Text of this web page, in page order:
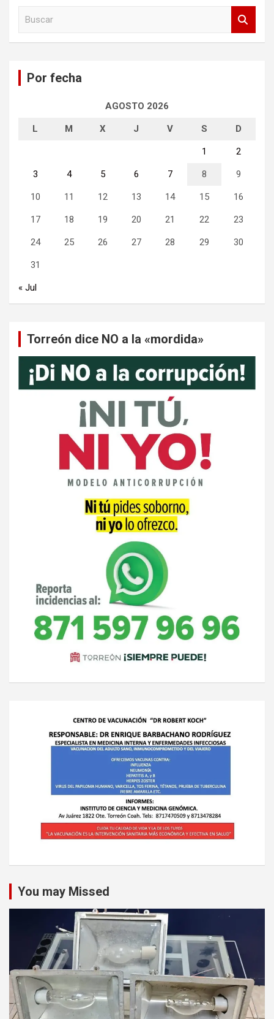
Por fecha
AGOSTO 2026
L M X J V S D
1 2
3 4 5 6 7 8 9
10 11 12 13 14 15 16
17 18 19 20 21 22 23
24 25 26 27 28 29 30
31
« Jul
Torreón dice NO a la «mordida»
You may Missed